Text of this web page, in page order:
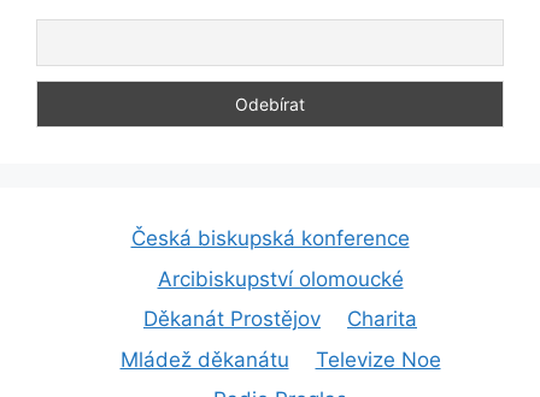
Česká biskupská konference
Arcibiskupství olomoucké
Děkanát Prostějov
Charita
Mládež děkanátu
Televize Noe